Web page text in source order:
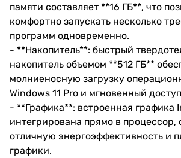
памяти составляет **16 ГБ**, что
комфортно запускать несколько
программ одновременно.
- **Накопитель**: быстрый
накопитель объемом **512 ГБ**
молниеносную загрузку
Windows 11 Pro и мгновенный
- **Графика**: встроенная графика
интегрирована прямо в процессор,
отличную энергоэффективность и
графики.